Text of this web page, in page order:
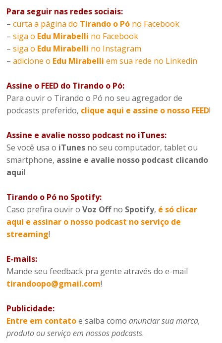
Para seguir nas redes sociais:
–curta a página do Tirando o Pó no Facebook
–siga o Edu Mirabelli no Facebook
–siga o Edu Mirabelli no Instagram
–adicione o Edu Mirabelli em sua rede no Linkedin
Assine o FEED do Tirando o Pó:
Para ouvir o Tirando o Pó no seu agregador de
podcasts preferido, clique aqui e assine o nosso FEED!
Assine e avalie nosso podcast no iTunes:
Se você usa o iTunes no seu computador, tablet ou
smartphone, assine e avalie nosso podcast clicando
aqui!
Tirando o Pó no Spotify:
Caso prefira ouvir oVoz Offno Spotify, é só clicar
aqui e assinar o nosso podcast no serviço de
streaming!
E-mails:
Mande seu feedback pra gente através do e-mail
tirandoopo@gmail.com!
Publicidade:
Entre em contatoe saiba comoanunciar sua marca,
produto ou serviço em nossos podcasts.